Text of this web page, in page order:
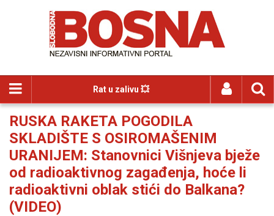
Rat u zalivu 💥
RUSKA RAKETA POGODILA
SKLADIŠTE S OSIROMAŠENIM
URANIJEM: Stanovnici Višnjeva bježe
od radioaktivnog zagađenja, hoće li
radioaktivni oblak stići do Balkana?
(VIDEO)